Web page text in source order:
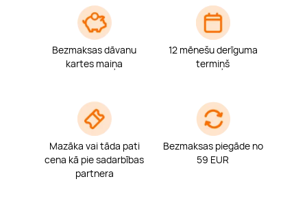
Bezmaksas dāvanu
kartes maiņa
12 mēnešu derīguma
termiņš
Mazāka vai tāda pati
cena kā pie sadarbības
partnera
Bezmaksas piegāde no
59 EUR